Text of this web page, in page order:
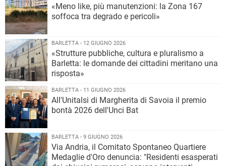
«Meno like, più manutenzioni: la Zona 167
soffoca tra degrado e pericoli»
BARLETTA - 12 GIUGNO 2026
«Strutture pubbliche, cultura e pluralismo a
Barletta: le domande dei cittadini meritano una
risposta»
BARLETTA - 11 GIUGNO 2026
All'Unitalsi di Margherita di Savoia il premio
bontà 2026 dell'Unci Bat
BARLETTA - 9 GIUGNO 2026
Via Andria, il Comitato Spontaneo Quartiere
Medaglie d'Oro denuncia: "Residenti esasperati